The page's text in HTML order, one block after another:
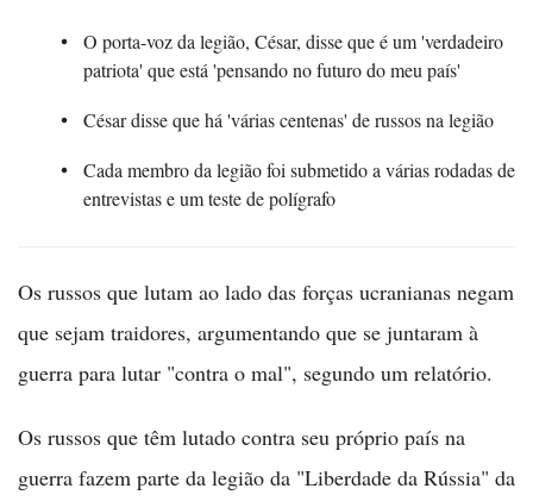
O porta-voz da legião, César, disse que é um 'verdadeiro
patriota' que está 'pensando no futuro do meu país'
César disse que há 'várias centenas' de russos na legião
Cada membro da legião foi submetido a várias rodadas de
entrevistas e um teste de polígrafo
Os russos que lutam ao lado das forças ucranianas negam
que sejam traidores, argumentando que se juntaram à
guerra para lutar "contra o mal", segundo um relatório.
Os russos que têm lutado contra seu próprio país na
guerra fazem parte da legião da "Liberdade da Rússia" da